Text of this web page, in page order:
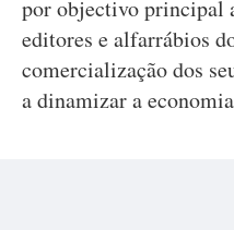
por objectivo principal
editores e alfarrábios
comercialização dos
a dinamizar a